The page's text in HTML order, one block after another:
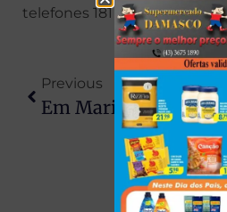
telefones 181 ou 190.
Previous
Em Maringá, Polícia Federal Incinera Mais De 5 Toneladas De Drogas Apreendidas Em Operações Contra O Tráfico